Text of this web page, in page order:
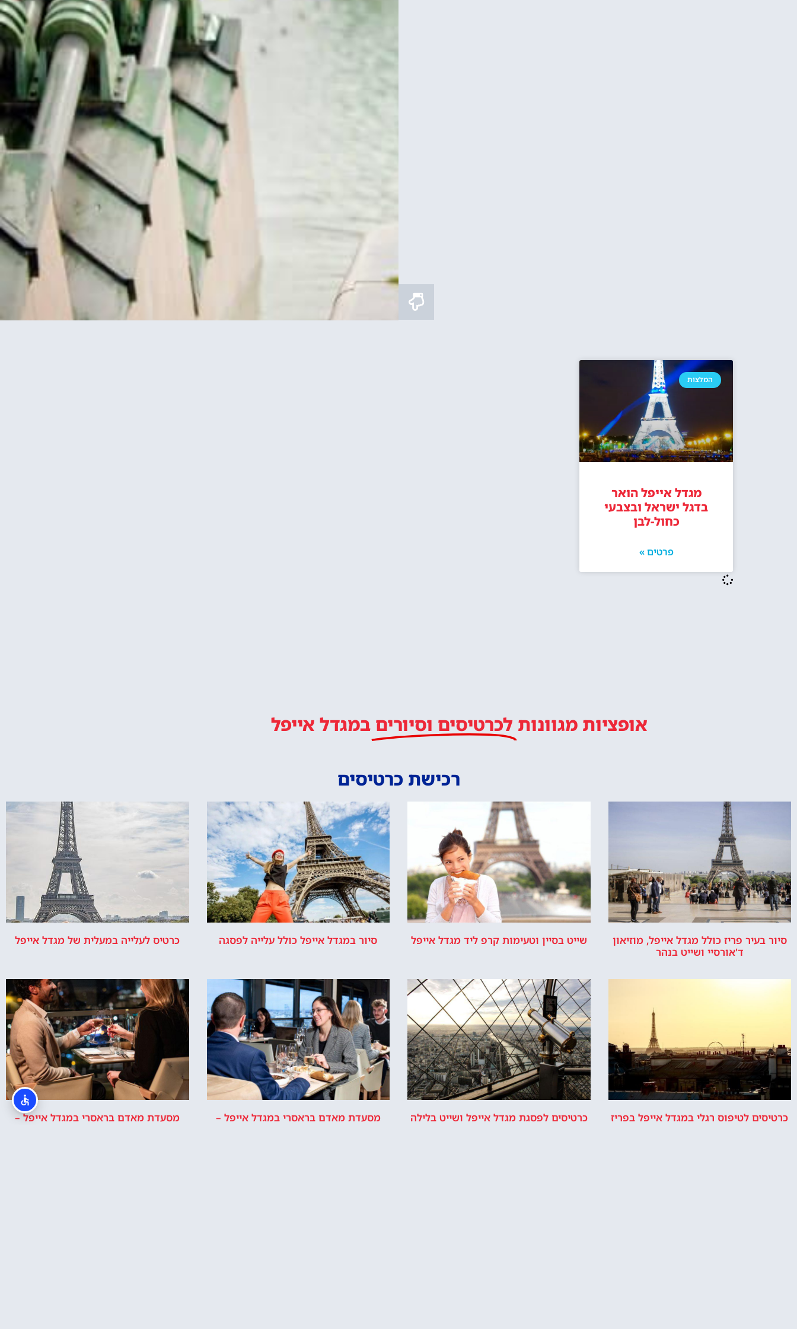
המלצות
מגדל אייפל הואר
בדגל ישראל ובצבעי
כחול-לבן
פרטים »
אופציות מגוונות לכרטיסים וסיורים במגדל אייפל
רכישת כרטיסים
סיור בעיר פריז כולל מגדל אייפל, מוזיאון
ד'אורסיי ושייט בנהר
שייט בסיין וטעימות קרפ ליד מגדל אייפל סיור במגדל אייפל כולל עלייה לפסגה כרטיס לעלייה במעלית של מגדל אייפל
כרטיסים לטיפוס רגלי במגדל אייפל בפריז כרטיסים לפסגת מגדל אייפל ושייט בלילה
מסעדת מאדם בראסרי במגדל אייפל –
מסעדת מאדם בראסרי במגדל אייפל –